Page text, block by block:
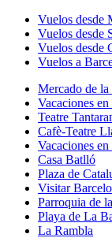
Vuelos desde
Vuelos desde
Vuelos desde
Vuelos a
Mercado de
Vacaciones
Teatre
Cafè-Teatre
Vacaciones
Casa Batlló
Plaza de
Visitar
Parroquia de
Playa de La
La Rambla